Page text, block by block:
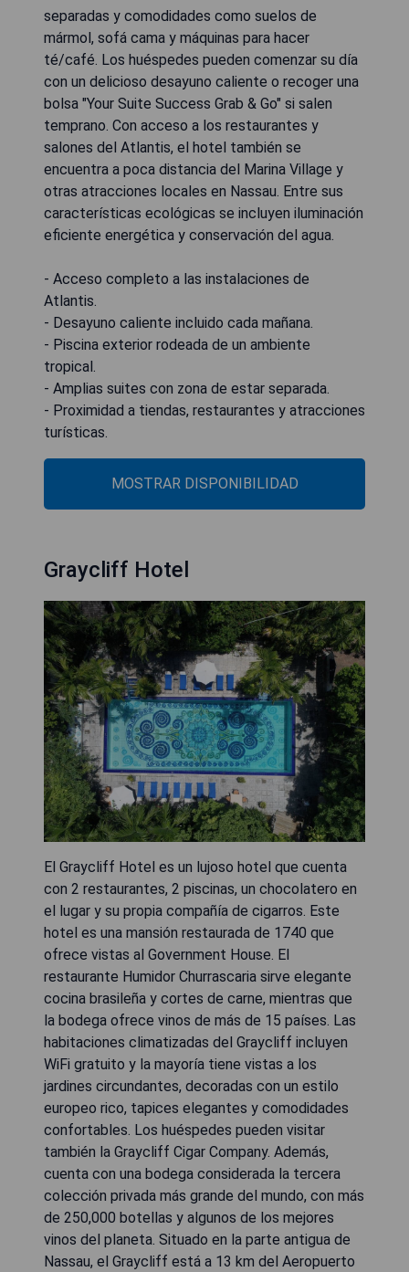
separadas y comodidades como suelos de
mármol, sofá cama y máquinas para hacer
té/café. Los huéspedes pueden comenzar su día
con un delicioso desayuno caliente o recoger una
bolsa "Your Suite Success Grab & Go" si salen
temprano. Con acceso a los restaurantes y
salones del Atlantis, el hotel también se
encuentra a poca distancia del Marina Village y
otras atracciones locales en Nassau. Entre sus
características ecológicas se incluyen iluminación
eficiente energética y conservación del agua.
- Acceso completo a las instalaciones de
Atlantis.
- Desayuno caliente incluido cada mañana.
- Piscina exterior rodeada de un ambiente
tropical.
- Amplias suites con zona de estar separada.
- Proximidad a tiendas, restaurantes y atracciones
turísticas.
MOSTRAR DISPONIBILIDAD
Graycliff Hotel
El Graycliff Hotel es un lujoso hotel que cuenta
con 2 restaurantes, 2 piscinas, un chocolatero en
el lugar y su propia compañía de cigarros. Este
hotel es una mansión restaurada de 1740 que
ofrece vistas al Government House. El
restaurante Humidor Churrascaria sirve elegante
cocina brasileña y cortes de carne, mientras que
la bodega ofrece vinos de más de 15 países. Las
habitaciones climatizadas del Graycliff incluyen
WiFi gratuito y la mayoría tiene vistas a los
jardines circundantes, decoradas con un estilo
europeo rico, tapices elegantes y comodidades
confortables. Los huéspedes pueden visitar
también la Graycliff Cigar Company. Además,
cuenta con una bodega considerada la tercera
colección privada más grande del mundo, con más
de 250,000 botellas y algunos de los mejores
vinos del planeta. Situado en la parte antigua de
Nassau, el Graycliff está a 13 km del Aeropuerto